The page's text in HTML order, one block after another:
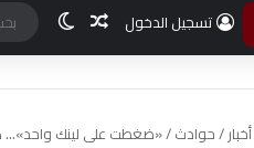
تسجيل الدخول مقالالوضع
أخبار/حوادث/«ضغطت على لينك واحد»…